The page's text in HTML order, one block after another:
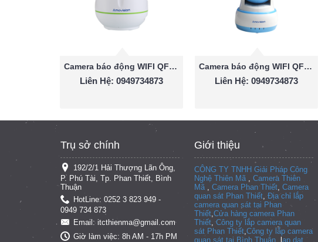
Camera báo động WIFI QF520
Liên Hệ: 0949734873
Camera báo động WIFI QF521
Liên Hệ: 0949734873
Trụ sở chính
192/2/1 Hải Thượng Lãn Ông,
P. Phú Tài, Tp. Phan Thiết, Bình
Thuận
HotLine: 0252 3 823 949 -
0949 734 873
Email: itcthienma@gmail.com
Giờ làm việc: 8h AM - 17h PM
Giới thiệu
CÔNG TY TNHH Giải Pháp Công
Nghệ Thiên Mã, Camera Thiên
Mã, Camera Phan Thiết, Camera
quan sát Phan Thiết, Địa chỉ lắp
camera quan sát tại Phan
Thiết,Cửa hàng camera Phan
Thiết,Công ty lắp camera quan
sát Phan Thiết,Công ty lắp camera
quan sát tại Bình Thuận, l ap dat